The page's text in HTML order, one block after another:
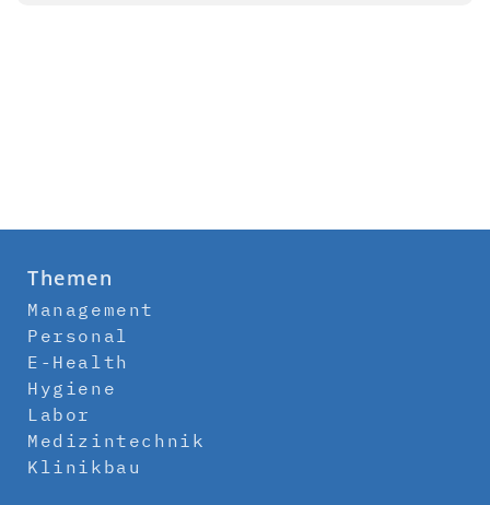
Themen
Management
Personal
E-Health
Hygiene
Labor
Medizintechnik
Klinikbau